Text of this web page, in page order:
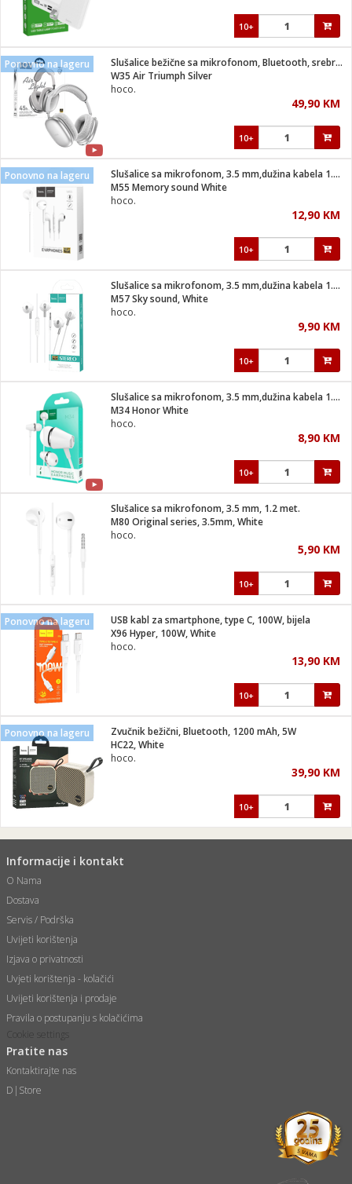
10+
Ponovno na lageru
Slušalice bežične sa mikrofonom, Bluetooth, srebrena
W35 Air Triumph Silver
hoco.
49,90 KM
10+
Ponovno na lageru
Slušalice sa mikrofonom, 3.5 mm,dužina kabela 1.2 met,bijela
M55 Memory sound White
hoco.
12,90 KM
10+
Slušalice sa mikrofonom, 3.5 mm,dužina kabela 1.2 met,bijela
M57 Sky sound, White
hoco.
9,90 KM
10+
Slušalice sa mikrofonom, 3.5 mm,dužina kabela 1.2 met,bijela
M34 Honor White
hoco.
8,90 KM
10+
Slušalice sa mikrofonom, 3.5 mm, 1.2 met.
M80 Original series, 3.5mm, White
hoco.
5,90 KM
10+
Ponovno na lageru
USB kabl za smartphone, type C, 100W, bijela
X96 Hyper, 100W, White
hoco.
13,90 KM
10+
Ponovno na lageru
Zvučnik bežični, Bluetooth, 1200 mAh, 5W
HC22, White
hoco.
39,90 KM
10+
Informacije i kontakt
O Nama
Dostava
Servis / Podrška
Uvijeti korištenja
Izjava o privatnosti
Uvjeti korištenja - kolačići
Uvijeti korištenja i prodaje
Pravila o postupanju s kolačićima
Cookie settings
Pratite nas
Kontaktirajte nas
D|Store